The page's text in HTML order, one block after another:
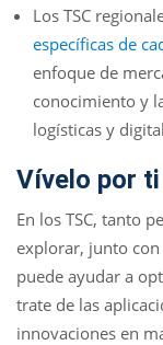
Los TSC
específicas de
enfoque de
conocimiento y
logísticas y
Vívelo por
En los TSC, tanto
explorar, junto
puede ayudar a
trate de las
innovaciones en